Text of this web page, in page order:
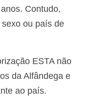
Contudo,
ou país de
ESTA não
da Alfândega e
ao país.